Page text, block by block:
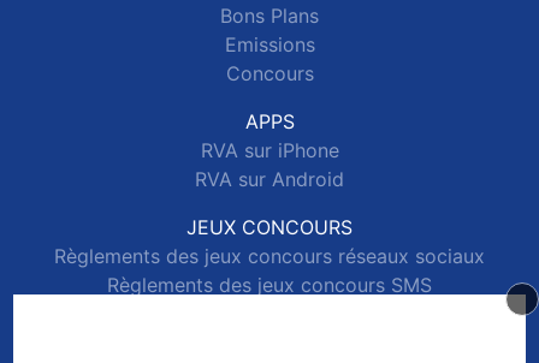
Bons Plans
Emissions
Concours
APPS
RVA sur iPhone
RVA sur Android
JEUX CONCOURS
Règlements des jeux concours réseaux sociaux
Règlements des jeux concours SMS